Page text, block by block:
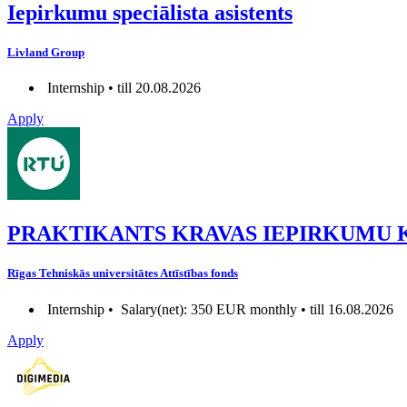
Iepirkumu speciālista asistents
Livland Group
Internship • till 20.08.2026
Apply
PRAKTIKANTS KRAVAS IEPIRKUMU
Rīgas Tehniskās universitātes Attīstības fonds
Internship • Salary(net): 350 EUR monthly • till 16.08.2026
Apply